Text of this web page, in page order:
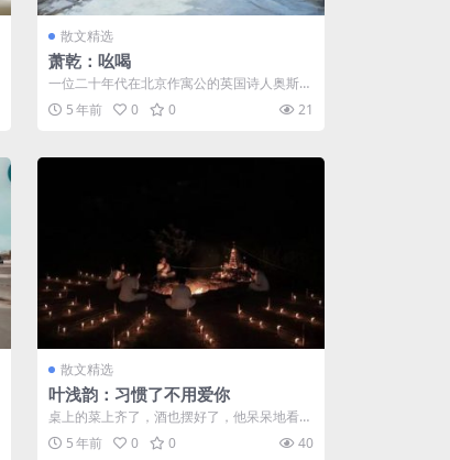
散文精选
萧乾：吆喝
一位二十年代在北京作寓公的英国诗人奥斯伯
特 . 斯提维尔写过一篇《北京的声与色》...
5 年前 0 0 21
散文精选
叶浅韵：习惯了不用爱你
桌上的菜上齐了，酒也摆好了，他呆呆地看着
妻子忙出忙进的身影。往常，他早在享受着
丰...5 年前 0 0 40